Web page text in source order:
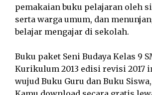
pemakaian buku pelajaran oleh
serta warga umum, dan
belajar mengajar di sekolah.
Buku paket Seni Budaya Kelas 9
Kurikulum 2013 edisi revisi 2017
wujud Buku Guru dan Buku